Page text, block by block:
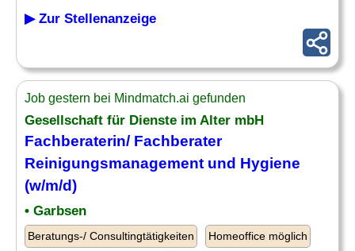
▶ Zur Stellenanzeige
Job gestern bei Mindmatch.ai gefunden
Gesellschaft für Dienste im Alter mbH
Fachberaterin/ Fachberater
Reinigungsmanagement und Hygiene
(w/m/d)
• Garbsen
Beratungs-/ Consultingtätigkeiten Homeoffice möglich